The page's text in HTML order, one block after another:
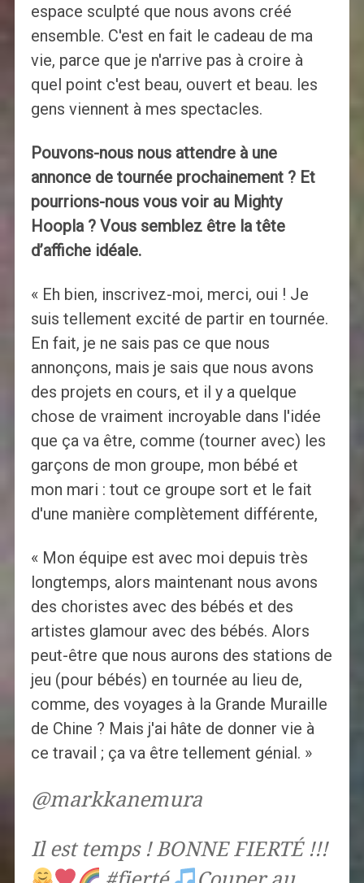
espace sculpté que nous avons créé
ensemble. C'est en fait le cadeau de ma
vie, parce que je n'arrive pas à croire à
quel point c'est beau, ouvert et beau. les
gens viennent à mes spectacles.
Pouvons-nous nous attendre à une
annonce de tournée prochainement ? Et
pourrions-nous vous voir au Mighty
Hoopla ? Vous semblez être la tête
d’affiche idéale.
« Eh bien, inscrivez-moi, merci, oui ! Je
suis tellement excité de partir en tournée.
En fait, je ne sais pas ce que nous
annonçons, mais je sais que nous avons
des projets en cours, et il y a quelque
chose de vraiment incroyable dans l'idée
que ça va être, comme (tourner avec) les
garçons de mon groupe, mon bébé et
mon mari : tout ce groupe sort et le fait
d'une manière complètement différente,
« Mon équipe est avec moi depuis très
longtemps, alors maintenant nous avons
des choristes avec des bébés et des
artistes glamour avec des bébés. Alors
peut-être que nous aurons des stations de
jeu (pour bébés) en tournée au lieu de,
comme, des voyages à la Grande Muraille
de Chine ? Mais j'ai hâte de donner vie à
ce travail ; ça va être tellement génial. »
@markkanemura
Il est temps ! BONNE FIERTÉ !!!